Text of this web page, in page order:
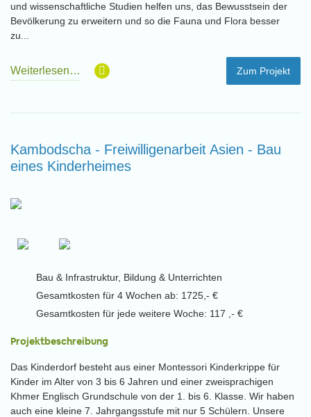
und wissenschaftliche Studien helfen uns, das Bewusstsein der
Bevölkerung zu erweitern und so die Fauna und Flora besser
zu...
Weiterlesen… Zum Projekt
Kambodscha - Freiwilligenarbeit Asien - Bau
eines Kinderheimes
Bau & Infrastruktur, Bildung & Unterrichten
Gesamtkosten für 4 Wochen ab: 1725,- €
Gesamtkosten für jede weitere Woche: 117 ,- €
Projektbeschreibung
Das Kinderdorf besteht aus einer Montessori Kinderkrippe für
Kinder im Alter von 3 bis 6 Jahren und einer zweisprachigen
Khmer Englisch Grundschule von der 1. bis 6. Klasse. Wir haben
auch eine kleine 7. Jahrgangsstufe mit nur 5 Schülern. Unsere